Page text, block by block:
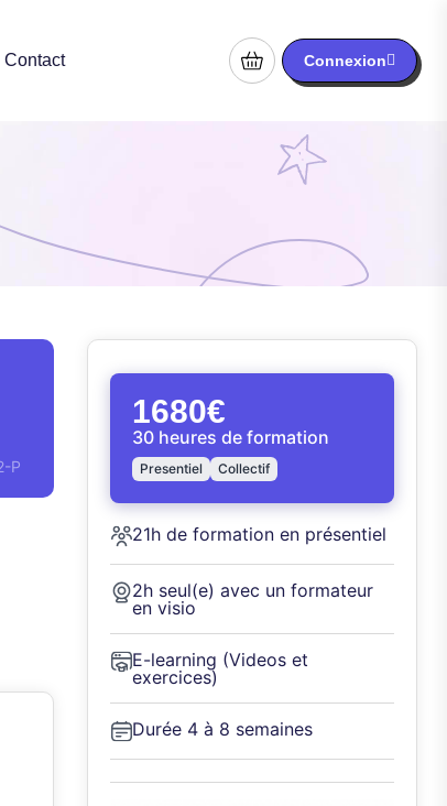
Contact Connexion
P
1680€
30 heures de formation
Presentiel Collectif
21h de formation en présentiel
2h seul(e) avec un formateur
en visio
E-learning (Videos et
exercices)
Durée 4 à 8 semaines